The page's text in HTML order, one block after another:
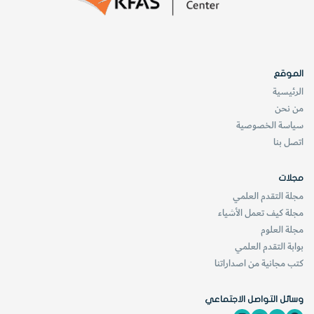
الموقع
الرئيسية
من نحن
سياسة الخصوصية
اتصل بنا
مجلات
مجلة التقدم العلمي
مجلة كيف تعمل الأشياء
مجلة العلوم
بوابة التقدم العلمي
كتب مجانية من اصداراتنا
وسائل التواصل الاجتماعي